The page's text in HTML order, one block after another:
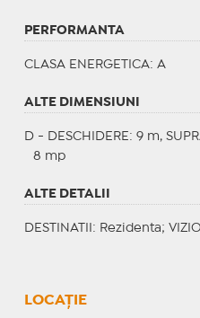
PERFORMANTA
CLASA ENERGETICA: A
ALTE DIMENSIUNI
D - DESCHIDERE: 9 m,
8 mp
ALTE DETALII
DESTINATII : Rezidenta;
LOCAȚIE